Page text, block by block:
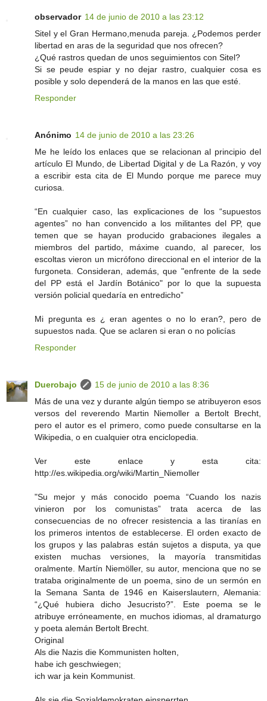
observador 14 de junio de 2010 a las 23:12
Sitel y el Gran Hermano,menuda pareja. ¿Podemos perder
libertad en aras de la seguridad que nos ofrecen?
¿Qué rastros quedan de unos seguimientos con Sitel?
Si se peude espiar y no dejar rastro, cualquier cosa es
posible y solo dependerá de la manos en las que esté.
Responder
Anónimo 14 de junio de 2010 a las 23:26
Me he leído los enlaces que se relacionan al principio del
artículo El Mundo, de Libertad Digital y de La Razón, y voy
a escribir esta cita de El Mundo porque me parece muy
curiosa.
“En cualquier caso, las explicaciones de los “supuestos
agentes” no han convencido a los militantes del PP, que
temen que se hayan producido grabaciones ilegales a
miembros del partido, máxime cuando, al parecer, los
escoltas vieron un micrófono direccional en el interior de la
furgoneta. Consideran, además, que "enfrente de la sede
del PP está el Jardín Botánico" por lo que la supuesta
versión policial quedaría en entredicho”
Mi pregunta es ¿ eran agentes o no lo eran?, pero de
supuestos nada. Que se aclaren si eran o no policías
Responder
Duerobajo
15 de junio de 2010 a las 8:36
Más de una vez y durante algún tiempo se atribuyeron esos
versos del reverendo Martin Niemoller a Bertolt Brecht,
pero el autor es el primero, como puede consultarse en la
Wikipedia, o en cualquier otra enciclopedia.
Ver este enlace y esta cita:
http://es.wikipedia.org/wiki/Martin_Niemoller
"Su mejor y más conocido poema “Cuando los nazis
vinieron por los comunistas” trata acerca de las
consecuencias de no ofrecer resistencia a las tiranías en
los primeros intentos de establecerse. El orden exacto de
los grupos y las palabras están sujetos a disputa, ya que
existen muchas versiones, la mayoría transmitidas
oralmente. Martín Niemöller, su autor, menciona que no se
trataba originalmente de un poema, sino de un sermón en
la Semana Santa de 1946 en Kaiserslautern, Alemania:
“¿Qué hubiera dicho Jesucristo?”. Este poema se le
atribuye erróneamente, en muchos idiomas, al dramaturgo
y poeta alemán Bertolt Brecht.
Original
Als die Nazis die Kommunisten holten,
habe ich geschwiegen;
ich war ja kein Kommunist.